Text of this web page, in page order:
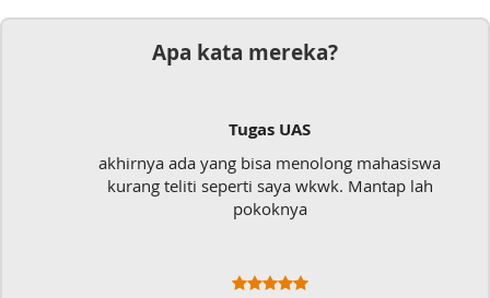
Apa kata mereka?
Tugas UAS
akhirnya ada yang bisa menolong mahasiswa
kurang teliti seperti saya wkwk. Mantap lah
pokoknya